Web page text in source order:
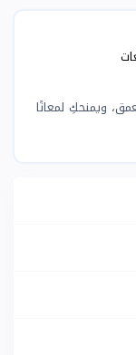
ويمنحكِ لمعانًا